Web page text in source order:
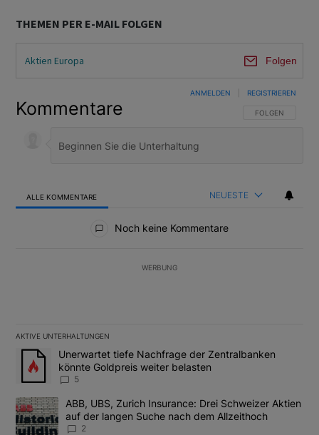
THEMEN PER E-MAIL FOLGEN
Aktien Europa Folgen
Kommentare FOLGE DIESER
FOLGEN
ANMELDEN REGISTRIEREN
ALLE KOMMENTARE NEUESTE
Noch keine Kommentare
WERBUNG
AKTIVE UNTERHALTUNGEN
Das Folgende ist eine Liste der am meisten kommentierten
Ein Trendartikel mit dem Titel "Unerwartet tiefe Nachfrage der
Unerwartet tiefe Nachfrage der Zentralbanken
könnte Goldpreis weiter belasten
5
Ein Trendartikel mit dem Titel "ABB, UBS, Zurich Insurance:
ABB, UBS, Zurich Insurance: Drei Schweizer Aktien
auf der langen Suche nach dem Allzeithoch
2